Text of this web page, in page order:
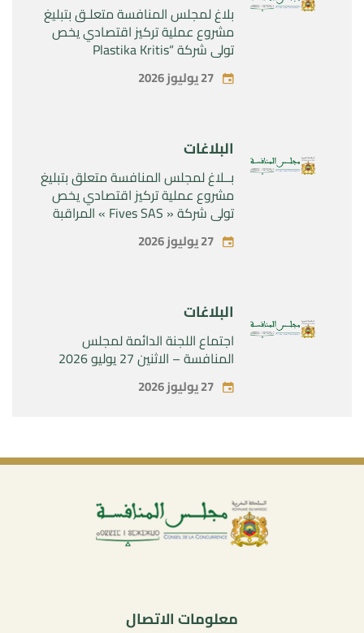
بلاغ لمجلس المنافسة متعلـق بتبليغ
مشروع عملية تركيز اقتصادي يخص
تولي شركة “Plastika Kritis
SA”المراقبة الحصرية لشركة
“Naturplas Industrial SARL” 27 يوليوز 2026
البلاغات
بــلاغ لمجلس المنافسة متعلق بتبليغ
مشروع عملية تركيز اقتصادي يخص
تولي شركة « Fives SAS » المراقبة
SAS »27 يوليوز 2026
البلاغات
اجتماع اللجنة الدائمة لمجلس
المنافسة – الاثنين 27 يوليو 2026
27 يوليوز 2026
معلومات الاتصال